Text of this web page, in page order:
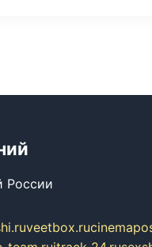
России
veetbox.ru